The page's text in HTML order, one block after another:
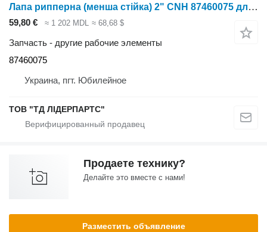
Лапа рипперна (менша стійка) 2" CNH 87460075 для глубокорыхлителя Case IH Ecolo-Tiger 9300
59,80 € ≈ 1 202 MDL ≈ 68,68 $
Запчасть - другие рабочие элементы
87460075
Украина, пгт. Юбилейное
ТОВ "ТД ЛІДЕРПАРТС"
Продаете технику?
Делайте это вместе с нами!
Разместить объявление